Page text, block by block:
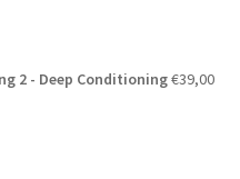
2 - Deep Conditioning€39,00